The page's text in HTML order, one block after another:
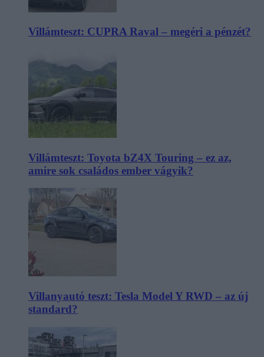
Villámteszt: CUPRA Raval – megéri a pénzét?
Villámteszt: Toyota bZ4X Touring – ez az,
amire sok családos ember vágyik?
Villanyautó teszt: Tesla Model Y RWD – az új
standard?